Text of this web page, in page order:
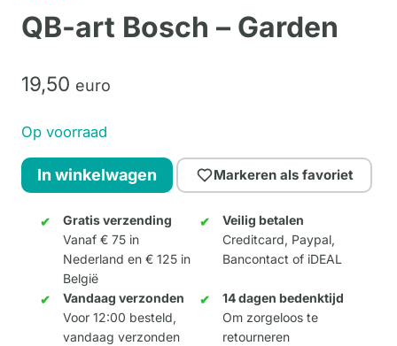
QB-art Bosch – Garden
19,50 euro
Op voorraad
QB-
art
Bosch
Garden
aantal
In winkelwagen Markeren als favoriet
Gratis verzending
Vanaf € 75 in
Nederland en € 125 in
België
Veilig betalen
Creditcard, Paypal,
Bancontact of iDEAL
Vandaag verzonden
Voor 12:00 besteld,
vandaag verzonden
14 dagen bedenktijd
Om zorgeloos te
retourneren